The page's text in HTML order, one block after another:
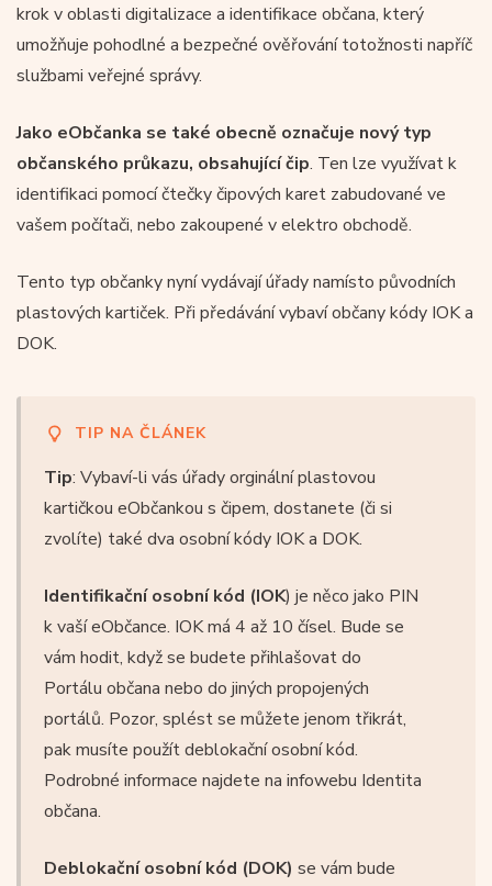
krok v oblasti digitalizace a identifikace občana, který
umožňuje pohodlné a bezpečné ověřování totožnosti napříč
službami veřejné správy.
Jako eObčanka se také obecně označuje nový typ
občanského průkazu, obsahující čip. Ten lze využívat k
identifikaci pomocí čtečky čipových karet zabudované ve
vašem počítači, nebo zakoupené v elektro obchodě.
Tento typ občanky nyní vydávají úřady namísto původních
plastových kartiček. Při předávání vybaví občany kódy IOK a
DOK.
TIP NA ČLÁNEK
Tip: Vybaví-li vás úřady orginální plastovou
kartičkou eObčankou s čipem, dostanete (či si
zvolíte) také dva osobní kódy IOK a DOK.
Identifikační osobní kód (IOK) je něco jako PIN
k vaší eObčance. IOK má 4 až 10 čísel. Bude se
vám hodit, když se budete přihlašovat do
Portálu občana nebo do jiných propojených
portálů. Pozor, splést se můžete jenom třikrát,
pak musíte použít deblokační osobní kód.
Podrobné informace najdete na infowebu Identita
občana.
Deblokační osobní kód (DOK) se vám bude